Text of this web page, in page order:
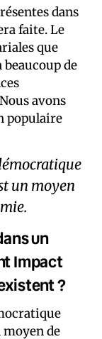
dans
faite. Le
que
beaucoup de
avons
populaire
un moyen
un
Impact
?
moyen de